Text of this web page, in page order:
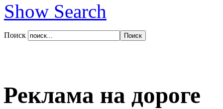
Show Search
Поиск
Реклама на дороге